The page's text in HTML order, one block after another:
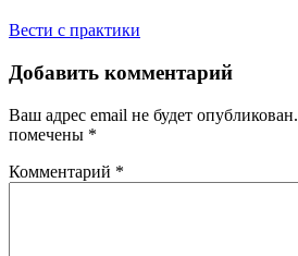
Вести с практики
Добавить комментарий
Ваш адрес email не будет опубликован.
помечены *
Комментарий *